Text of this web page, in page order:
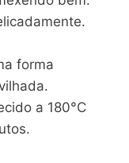
forma
a 180°C